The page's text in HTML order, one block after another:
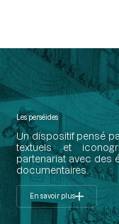
Les perséides
Un dispositif pensé
textuels et
partenariat avec des
documentaires.
En savoir plus